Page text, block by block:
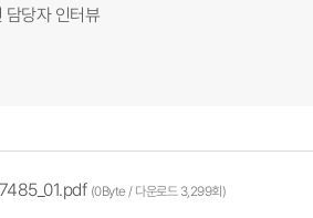
담당자 인터뷰
(0Byte / 다운로드 3,299회)